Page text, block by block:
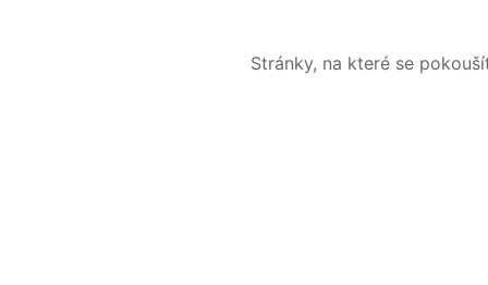
Stránky, na které se